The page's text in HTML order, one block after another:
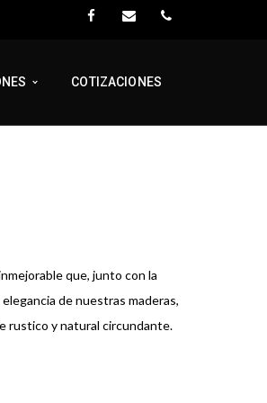
COTIZACIONES
que, junto con la
de nuestras maderas,
rustico y natural circundante.